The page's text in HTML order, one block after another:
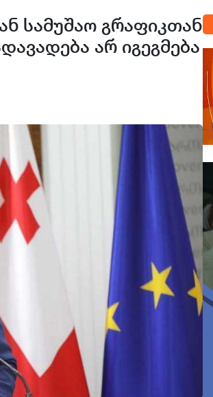
სამუშაო გრაფიკთან
არ იგეგმება